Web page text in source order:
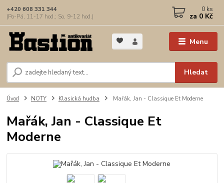
Menu
Hledat
+420 608 331 344
(Po-Pá, 11-17 hod.; So, 9-12 hod.)
0 ks
za 0 Kč
Úvod NOTY Klasická hudba Mařák, Jan - Classique Et Moderne
Mařák, Jan - Classique Et
Moderne